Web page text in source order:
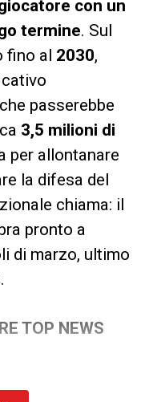
con un
termine. Sul
fino al 2030,
passerebbe
3,5 milioni di
per allontanare
la difesa del
chiama: il
pronto a
di marzo, ultimo
TOP NEWS